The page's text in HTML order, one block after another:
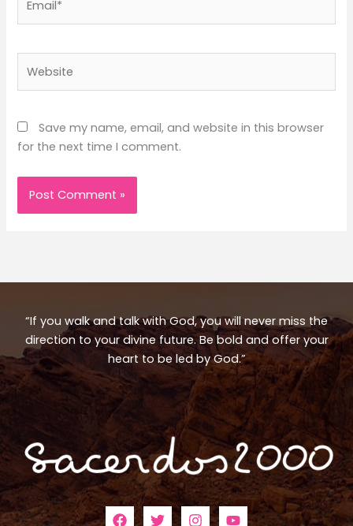
Save my name, email, and website in this browser
for the next time I comment.
“If you walk and talk with God, you will never miss the
direction to your divine future. Be bold and offer your
heart to be led by God.”